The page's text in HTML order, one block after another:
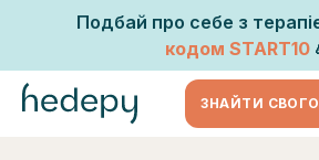
Подбай про себе з
кодом START10
ЗНАЙТИ